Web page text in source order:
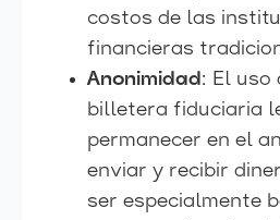
costos de las
financieras
Anonimidad: El uso
billetera fiduciaria
permanecer en el
enviar y recibir
ser especialmente